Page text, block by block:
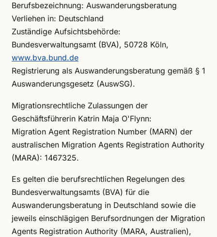
Berufsbezeichnung: Auswanderungsberatung
Verliehen in: Deutschland
Zuständige Aufsichtsbehörde:
Bundesverwaltungsamt (BVA), 50728 Köln,
www.bva.bund.de
Registrierung als Auswanderungsberatung gemäß § 1
Auswanderungsgesetz (AuswSG).
Migrationsrechtliche Zulassungen der
Geschäftsführerin Katrin Maja O'Flynn:
Migration Agent Registration Number (MARN) der
australischen Migration Agents Registration Authority
(MARA): 1467325.
Es gelten die berufsrechtlichen Regelungen des
Bundesverwaltungsamts (BVA) für die
Auswanderungsberatung in Deutschland sowie die
jeweils einschlägigen Berufsordnungen der Migration
Agents Registration Authority (MARA, Australien),